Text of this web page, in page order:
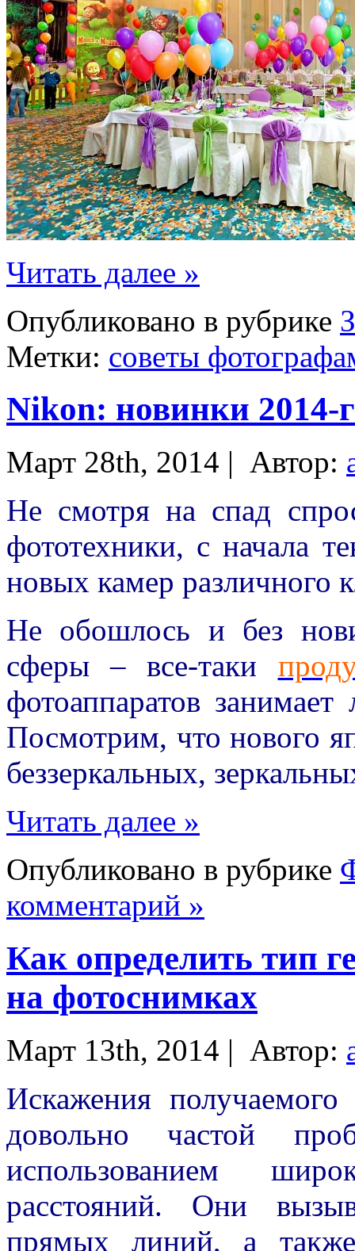
Читать далее »
Опубликовано в рубрике
Метки: советы
Nikon: новинки 2014-
Март 28th, 2014 | Автор:
Не смотря на спад
фототехники, с начала
новых камер различного
Не обошлось и без
сферы – все-таки
фотоаппаратов
Посмотрим, что нового
беззеркальных,
Читать далее »
Опубликовано в рубрике
комментарий »
Как определить тип
на фотоснимках
Март 13th, 2014 | Автор:
Искажения
довольно частой
использованием
расстояний. Они
прямых линий, а